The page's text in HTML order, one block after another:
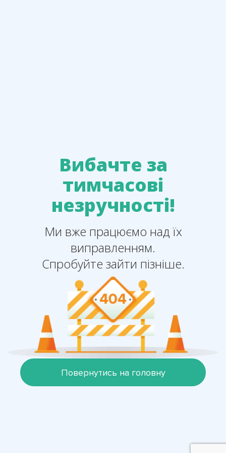
Вибачте за
тимчасові
незручності!
Ми вже працюємо над їх
виправленням.
Спробуйте зайти пізніше.
Повернутись на головну